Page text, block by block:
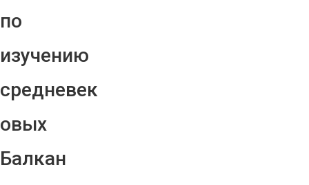
по
изучению
средневек
овых
Балкан